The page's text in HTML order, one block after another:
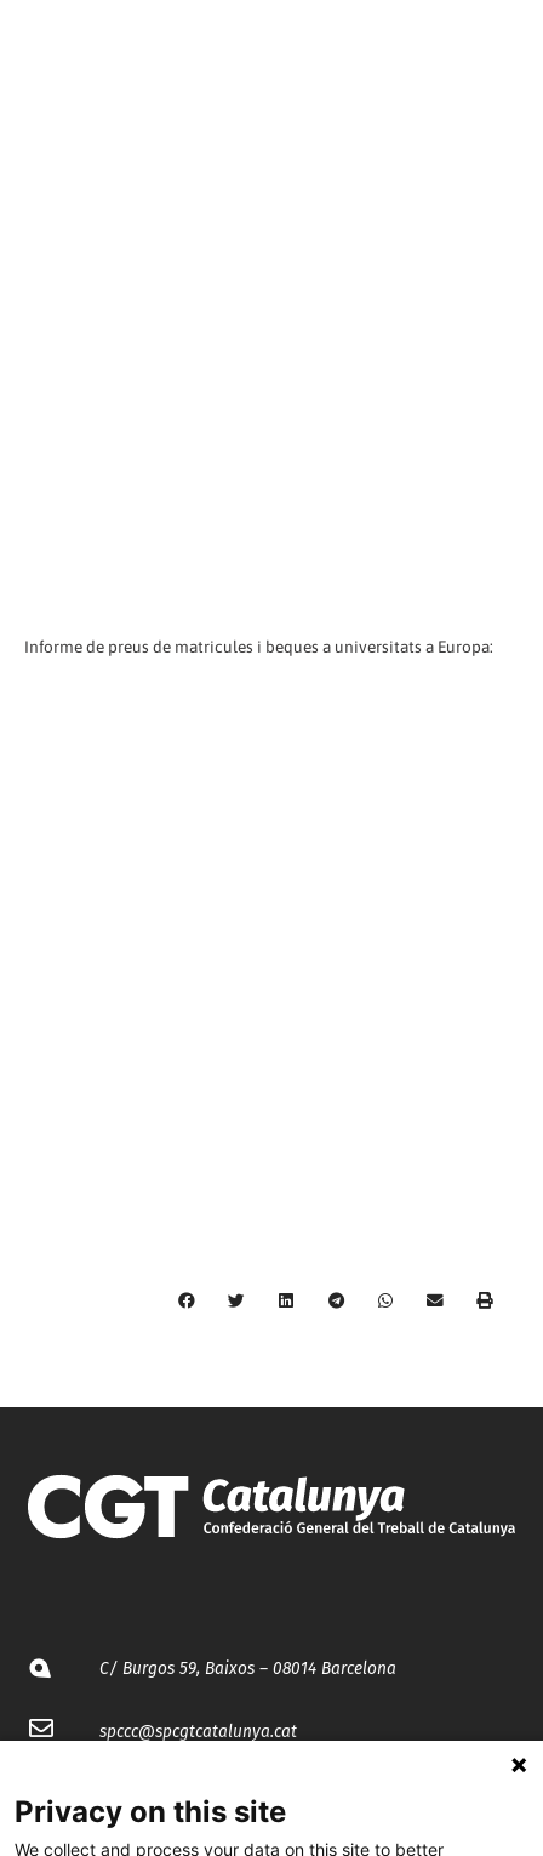
Informe de preus de matricules i beques a universitats a Europa:
C/ Burgos 59, Baixos – 08014 Barcelona
spccc@spcgtcatalunya.cat
Privacy on this site
We collect and process your data on this site to better